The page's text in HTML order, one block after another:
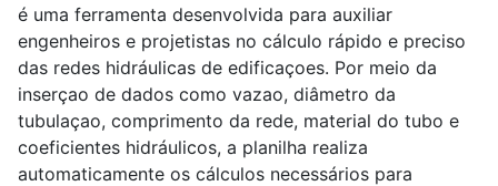
é uma ferramenta desenvolvida para auxiliar
engenheiros e projetistas no cálculo rápido e preciso
das redes hidráulicas de edificaçoes. Por meio da
inserçao de dados como vazao, diâmetro da
tubulaçao, comprimento da rede, material do tubo e
coeficientes hidráulicos, a planilha realiza
automaticamente os cálculos necessários para